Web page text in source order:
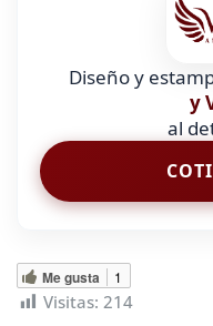
Diseño y
y
al
Me gusta 1
Visitas: 214